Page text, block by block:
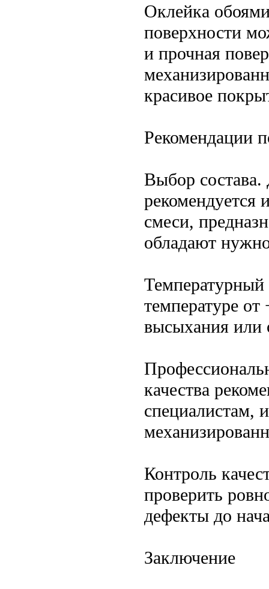
Оклейка
поверхности
и прочная
красивое
Рекомендации
Выбор
рекомендуется
смеси,
обладают
температуре
высыхания или
качества
Контроль
проверить
дефекты до
Заключение